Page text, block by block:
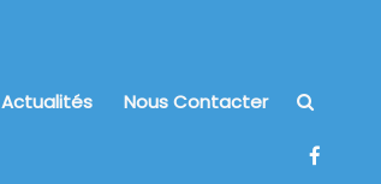
Actualités Nous Contacter